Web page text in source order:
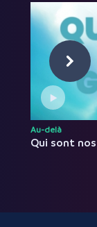
Au-delà
Qui sont